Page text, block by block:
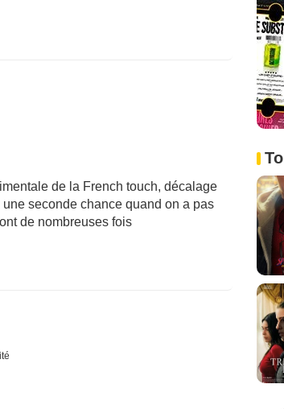
de la French touch, décalage
seconde chance quand on a pas
de nombreuses fois